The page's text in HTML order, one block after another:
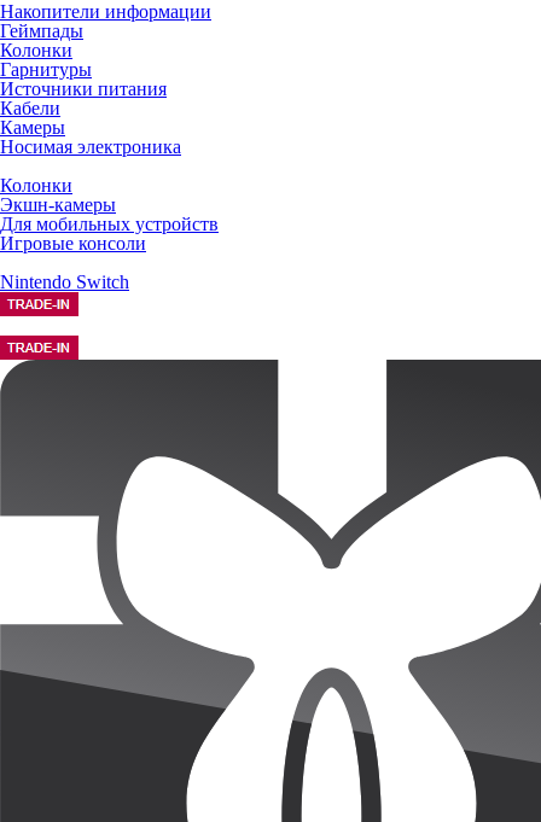
Накопители информации
Геймпады
Колонки
Гарнитуры
Источники питания
Кабели
Камеры
Носимая электроника
Колонки
Экшн-камеры
Для мобильных устройств
Игровые консоли
Nintendo Switch